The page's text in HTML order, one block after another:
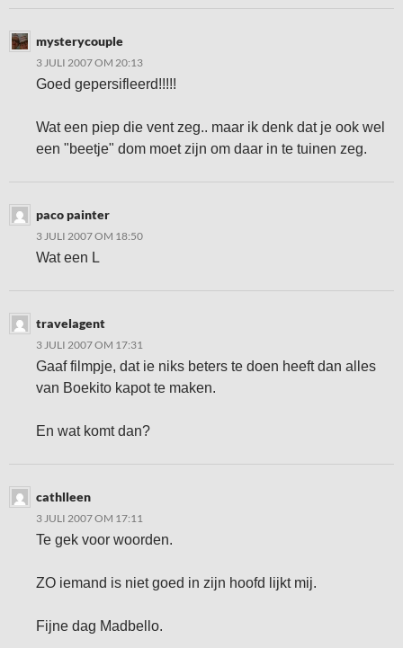
mysterycouple
3 JULI 2007 OM 20:13
Goed gepersifleerd!!!!!
Wat een piep die vent zeg.. maar ik denk dat je ook wel
een "beetje" dom moet zijn om daar in te tuinen zeg.
paco painter
3 JULI 2007 OM 18:50
Wat een L
travelagent
3 JULI 2007 OM 17:31
Gaaf filmpje, dat ie niks beters te doen heeft dan alles
van Boekito kapot te maken.
En wat komt dan?
cathlleen
3 JULI 2007 OM 17:11
Te gek voor woorden.
ZO iemand is niet goed in zijn hoofd lijkt mij.
Fijne dag Madbello.